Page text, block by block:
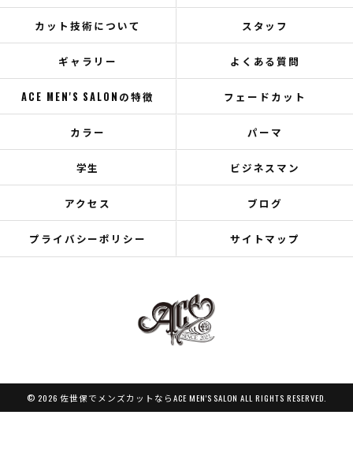
カット技術について スタッフ
ギャラリー よくある質問
ACE MEN'S SALONの特徴 フェードカット
カラー パーマ
学生 ビジネスマン
アクセス ブログ
プライバシーポリシー サイトマップ
© 2026 佐世保でメンズカットならACE MEN'S SALON ALL RIGHTS RESERVED.